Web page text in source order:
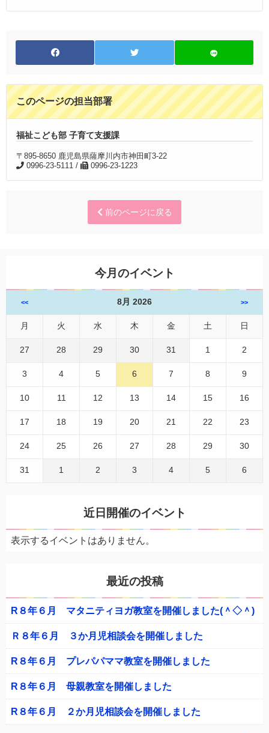
このページの担当部署
福祉こども部 子育て支援課
〒895-8650 鹿児島県薩摩川内市神田町3-22
0996-23-5111 /
0996-23-1223
前のページに戻る
今月のイベント
<< 8月 2026 >>
月 火 水 木 金 土 日
27 28 29 30 31 1 2
3 4 5 6 7 8 9
10 11 12 13 14 15 16
17 18 19 20 21 22 23
24 25 26 27 28 29 30
31 1 2 3 4 5 6
近日開催のイベント
表示するイベントはありません。
最近の投稿
R８年６月 マタニティヨガ教室を開催しました(＾◇＾)
Ｒ８年６月 ３か月児相談会を開催しました
R８年６月 プレパパママ教室を開催しました
R８年６月 母親教室を開催しました
R８年６月 ２か月児相談会を開催しました